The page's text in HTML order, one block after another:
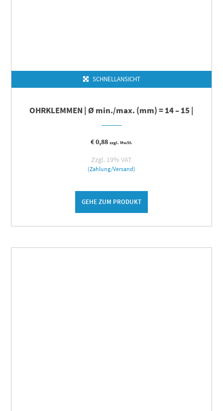
SCHNELLANSICHT
OHRKLEMMEN | Ø min./max. (mm) = 14 – 15 |
€0,88 zzgl. MwSt.
Zzgl. 19% VAT
(Zahlung/Versand)
GEHE ZUM PRODUKT